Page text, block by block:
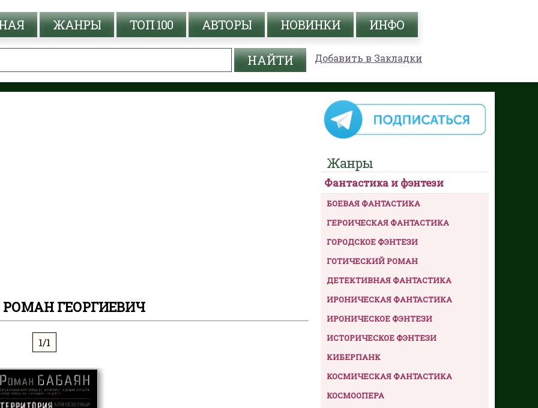
ЖАНРЫ ТОП 100 АВТОРЫ НОВИНКИ ИНФО
Добавить в Закладки
ГЕОРГИЕВИЧ
1/1
Жанры
Фантастика и фэнтези
БОЕВАЯ ФАНТАСТИКА
ГЕРОИЧЕСКАЯ ФАНТАСТИКА
ГОРОДСКОЕ ФЭНТЕЗИ
ГОТИЧЕСКИЙ РОМАН
ДЕТЕКТИВНАЯ ФАНТАСТИКА
ИРОНИЧЕСКАЯ ФАНТАСТИКА
ИРОНИЧЕСКОЕ ФЭНТЕЗИ
ИСТОРИЧЕСКОЕ ФЭНТЕЗИ
КИБЕРПАНК
КОСМИЧЕСКАЯ ФАНТАСТИКА
КОСМООПЕРА